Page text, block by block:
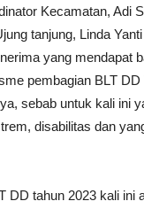
Kecamatan, Adi
tanjung, Linda
yang mendapat
pembagian BLT DD
sebab untuk kali ini
disabilitas dan
DD tahun 2023 kali ini